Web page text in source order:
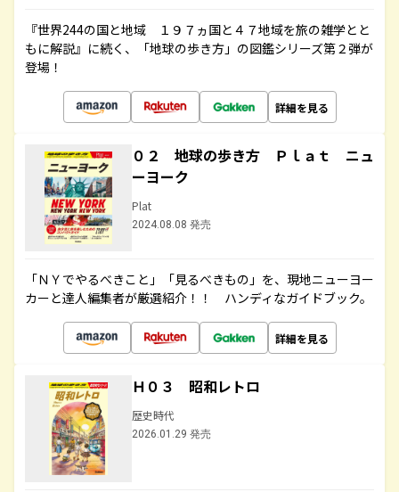
『世界244の国と地域 １９７ヵ国と４７地域を旅の雑学とと
もに解説』に続く、「地球の歩き方」の図鑑シリーズ第２弾が
登場！
詳細を見る
０２ 地球の歩き方 Ｐｌａｔ ニュ
ーヨーク
Plat
2024.08.08 発売
「ＮＹでやるべきこと」「見るべきもの」を、現地ニューヨー
カーと達人編集者が厳選紹介！！ ハンディなガイドブック。
詳細を見る
Ｈ０３ 昭和レトロ
歴史時代
2026.01.29 発売